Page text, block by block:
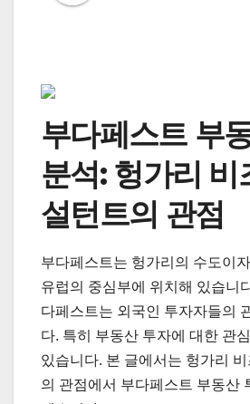
부다페스트 부
분석: 헝가리 비
설턴트의 관점
부다페스트는 헝가리의 수도이
유럽의 중심부에 위치해 있습니
다페스트는 외국인 투자자들의
다. 특히 부동산 투자에 대한 관
있습니다. 본 글에서는 헝가리
의 관점에서 부다페스트 부동산